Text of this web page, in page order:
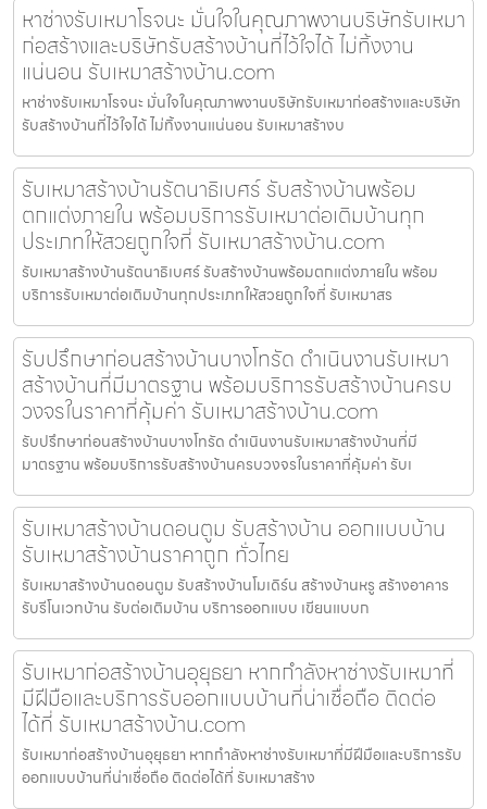
หาช่างรับเหมาโรจนะ มั่นใจในคุณภาพงานบริษัทรับเหมา
ก่อสร้างและบริษัทรับสร้างบ้านที่ไว้ใจได้ ไม่ทิ้งงาน
แน่นอน รับเหมาสร้างบ้าน.com
หาช่างรับเหมาโรจนะ มั่นใจในคุณภาพงานบริษัทรับเหมาก่อสร้างและบริษัท
รับสร้างบ้านที่ไว้ใจได้ ไม่ทิ้งงานแน่นอน รับเหมาสร้างบ
รับเหมาสร้างบ้านรัตนาธิเบศร์ รับสร้างบ้านพร้อม
ตกแต่งภายใน พร้อมบริการรับเหมาต่อเติมบ้านทุก
ประเภทให้สวยถูกใจที่ รับเหมาสร้างบ้าน.com
รับเหมาสร้างบ้านรัตนาธิเบศร์ รับสร้างบ้านพร้อมตกแต่งภายใน พร้อม
บริการรับเหมาต่อเติมบ้านทุกประเภทให้สวยถูกใจที่ รับเหมาสร
รับปรึกษาก่อนสร้างบ้านบางโทรัด ดำเนินงานรับเหมา
สร้างบ้านที่มีมาตรฐาน พร้อมบริการรับสร้างบ้านครบ
วงจรในราคาที่คุ้มค่า รับเหมาสร้างบ้าน.com
รับปรึกษาก่อนสร้างบ้านบางโทรัด ดำเนินงานรับเหมาสร้างบ้านที่มี
มาตรฐาน พร้อมบริการรับสร้างบ้านครบวงจรในราคาที่คุ้มค่า รับเ
รับเหมาสร้างบ้านดอนตูม รับสร้างบ้าน ออกแบบบ้าน
รับเหมาสร้างบ้านราคาถูก ทั่วไทย
รับเหมาสร้างบ้านดอนตูม รับสร้างบ้านโมเดิร์น สร้างบ้านหรู สร้างอาคาร
รับรีโนเวทบ้าน รับต่อเติมบ้าน บริการออกแบบ เขียนแบบก
รับเหมาก่อสร้างบ้านอุยุธยา หากกำลังหาช่างรับเหมาที่
มีฝีมือและบริการรับออกแบบบ้านที่น่าเชื่อถือ ติดต่อ
ได้ที่ รับเหมาสร้างบ้าน.com
รับเหมาก่อสร้างบ้านอุยุธยา หากกำลังหาช่างรับเหมาที่มีฝีมือและบริการรับ
ออกแบบบ้านที่น่าเชื่อถือ ติดต่อได้ที่ รับเหมาสร้าง